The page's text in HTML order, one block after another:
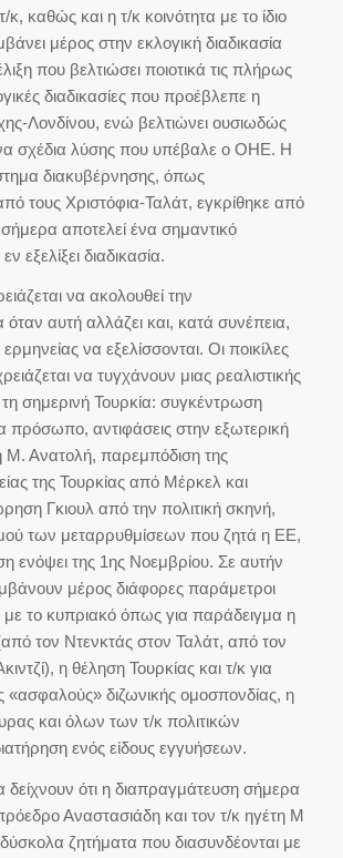
κ, καθώς και η τ/κ κοινότητα με το ίδιο
μέρος στην εκλογική διαδικασία
που βελτιώσει ποιοτικά τις πλήρως
διαδικασίες που προέβλεπε η
Λονδίνου, ενώ βελτιώνει ουσιωδώς
σχέδια λύσης που υπέβαλε ο ΟΗΕ. Η
διακυβέρνησης, όπως
τους Χριστόφια-Ταλάτ, εγκρίθηκε από
αποτελεί ένα σημαντικό
εξελίξει διαδικασία.
να ακολουθεί την
όταν αυτή αλλάζει και, κατά συνέπεια,
να εξελίσσονται. Οι ποικίλες
να τυγχάνουν μιας ρεαλιστικής
σημερινή Τουρκία: συγκέντρωση
πρόσωπο, αντιφάσεις στην εξωτερική
Μ. Ανατολή, παρεμπόδιση της
της Τουρκίας από Μέρκελ και
Γκιουλ από την πολιτική σκηνή,
των μεταρρυθμίσεων που ζητά η ΕΕ,
ενόψει της 1ης Νοεμβρίου. Σε αυτήν
μέρος διάφορες παράμετροι
με το κυπριακό όπως για παράδειγμα η
τον Ντενκτάς στον Ταλάτ, από τον
η θέληση Τουρκίας και τ/κ για
«ασφαλούς» διζωνικής ομοσπονδίας, η
και όλων των τ/κ πολιτικών
ενός είδους εγγυήσεων.
δείχνουν ότι η διαπραγμάτευση σήμερα
Αναστασιάδη και τον τ/κ ηγέτη Μ
δύσκολα ζητήματα που διασυνδέονται με